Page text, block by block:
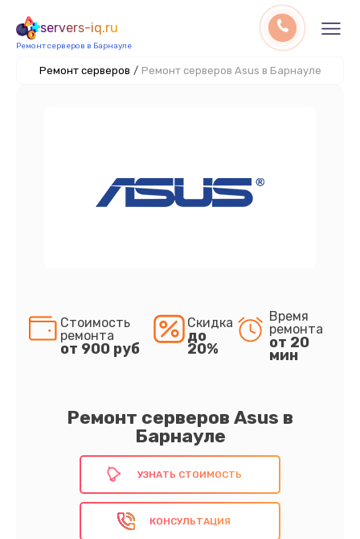
servers-iq.ru
Ремонт серверов в Барнауле
Ремонт серверов / Ремонт серверов Asus в Барнауле
Ремонт серверов Asus в
Барнауле
Стоимость
ремонта
от 900 руб
Скидка
до
20%
Время
ремонта
от 20
мин
УЗНАТЬ СТОИМОСТЬ
КОНСУЛЬТАЦИЯ